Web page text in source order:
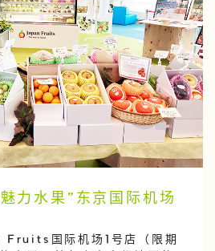
力水果”东京国际机场
Fruits国际机场1号店（限期